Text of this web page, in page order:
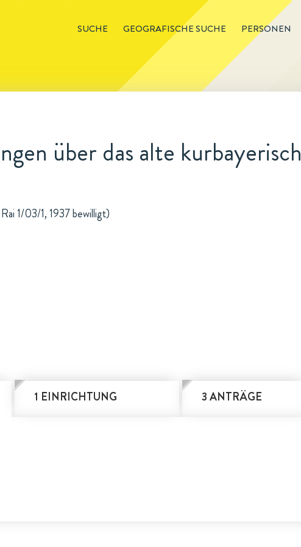
SUCHE GEOGRAFISCHE SUCHE PERSONEN
über das alte
1/03/1, 1937 bewilligt)
1 EINRICHTUNG 3 ANTRÄGE